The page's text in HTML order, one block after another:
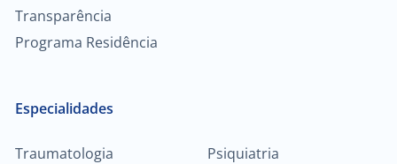
Transparência
Programa Residência
Especialidades
Traumatologia Psiquiatria